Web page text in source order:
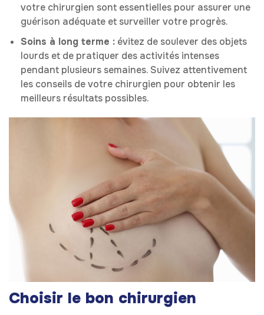
votre chirurgien sont essentielles pour assurer une
guérison adéquate et surveiller votre progrès.
Soins à long terme : évitez de soulever des objets
lourds et de pratiquer des activités intenses
pendant plusieurs semaines. Suivez attentivement
les conseils de votre chirurgien pour obtenir les
meilleurs résultats possibles.
Choisir le bon chirurgien